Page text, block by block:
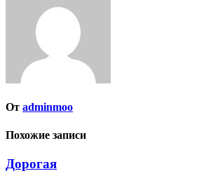
От adminmoo
Похожие записи
Дорогая